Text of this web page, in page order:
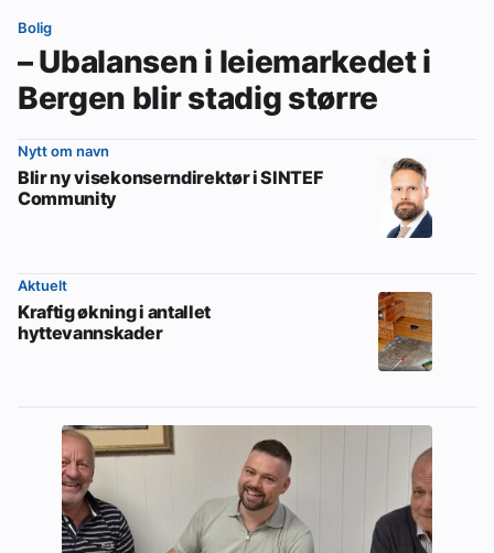
Bolig
– Ubalansen i leiemarkedet i
Bergen blir stadig større
Nytt om navn
Blir ny visekonserndirektør i SINTEF
Community
Aktuelt
Kraftig økning i antallet
hyttevannskader